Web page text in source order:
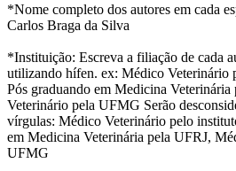
*Nome completo dos autores em cada
Carlos Braga da Silva
*Instituição: Escreva a filiação de
utilizando hífen. ex: Médico Veterinário
Pós graduando em Medicina
Veterinário pela UFMG Serão
vírgulas: Médico Veterinário pelo
em Medicina Veterinária pela UFRJ,
UFMG